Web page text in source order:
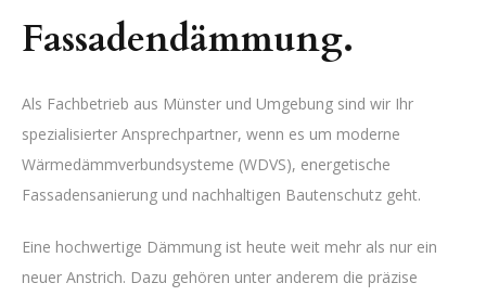
Fassadendämmung.
Als Fachbetrieb aus Münster und Umgebung sind wir Ihr
spezialisierter Ansprechpartner, wenn es um moderne
Wärmedämmverbundsysteme (WDVS), energetische
Fassadensanierung und nachhaltigen Bautenschutz geht.
Eine hochwertige Dämmung ist heute weit mehr als nur ein
neuer Anstrich. Dazu gehören unter anderem die präzise